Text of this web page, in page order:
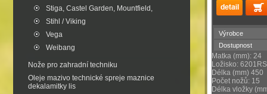
Stiga, Castel Garden, Mountfield,
Stihl / Viking
Vega
Weibang
Nože pro zahradní techniku
Oleje mazivo technické spreje maznice
dekalamitky lis
Výrobce
Dostupnost
Matka (mm): 24
Ložisko: 6201RS
Délka (mm) 450
Počet nožů: 15
Délka vložky